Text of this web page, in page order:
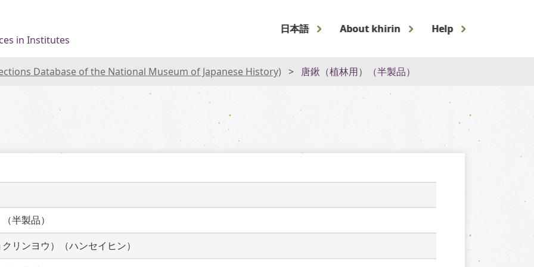
in Institutes
日本語 About khirin Help
Database of the National Museum of Japanese History) 唐鍬（植林用）（半製品）
半製品）
リンヨウ）（ハンセイヒン）